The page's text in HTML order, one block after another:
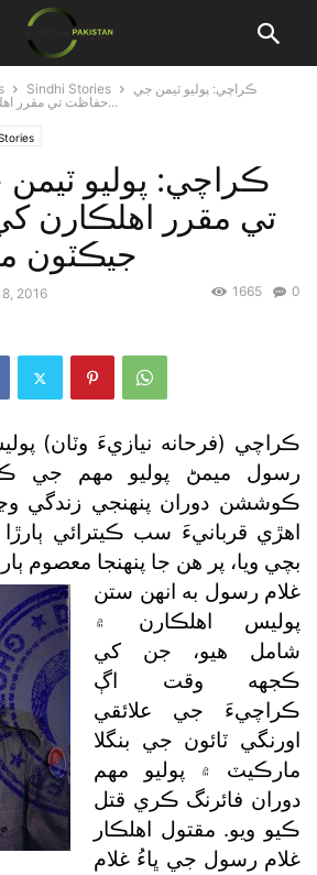
Sindhi Stories
ڪراچي: پوليو ٽيمن جي
حفاظت تي مقرر اهلڪارن کي بلٽ پروف جيڪٽون...
ڪراچي: پوليو
تي مقرر اهلڪارن
جيڪٽون
2016 0
1665
ڪراچي (فرحانه نيازيءَ وٽان)
رسول ميمڻ پوليو مهم جي
ڪوششن دوران پنهنجي زندگي
اهڙي قربانيءَ سب ڪيترائي
بچي ويا، پر هن جا پنهنجا معصوم ٻار
غلام رسول به انهن ستن
پوليس اهلڪارن ۾
شامل هيو، جن کي
ڪجهه وقت اڳ
ڪراچيءَ جي علائقي
اورنگي ٽائون جي بنگلا
مارڪيٽ ۾ پوليو مهم
دوران فائرنگ ڪري قتل
ڪيو ويو. مقتول اهلڪار
غلام رسول جي ڀاءُ غلام